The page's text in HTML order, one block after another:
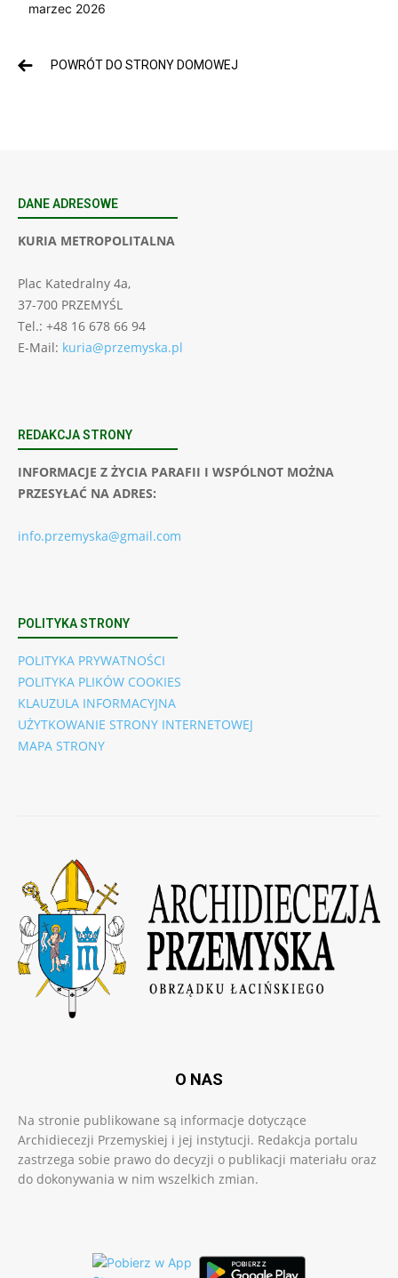
marzec 2026
POWRÓT DO STRONY DOMOWEJ
DANE ADRESOWE
KURIA METROPOLITALNA
Plac Katedralny 4a,
37-700 PRZEMYŚL
Tel.: +48 16 678 66 94
E-Mail: kuria@przemyska.pl
REDAKCJA STRONY
INFORMACJE Z ŻYCIA PARAFII I WSPÓLNOT MOŻNA
PRZESYŁAĆ NA ADRES:
info.przemyska@gmail.com
POLITYKA STRONY
POLITYKA PRYWATNOŚCI
POLITYKA PLIKÓW COOKIES
KLAUZULA INFORMACYJNA
UŻYTKOWANIE STRONY INTERNETOWEJ
MAPA STRONY
O NAS
Na stronie publikowane są informacje dotyczące
Archidiecezji Przemyskiej i jej instytucji. Redakcja portalu
zastrzega sobie prawo do decyzji o publikacji materiału oraz
do dokonywania w nim wszelkich zmian.